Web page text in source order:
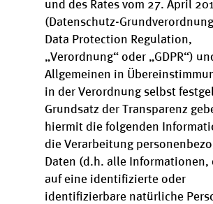
und des Rates vom 27. April
(Datenschutz-
Data Protection Regulation,
„Verordnung“ oder „GDPR“)
Allgemeinen in
in der Verordnung selbst
Grundsatz der Transparenz
hiermit die folgenden
die Verarbeitung
Daten (d.h. alle Informationen,
auf eine identifizierte oder
identifizierbare natürliche